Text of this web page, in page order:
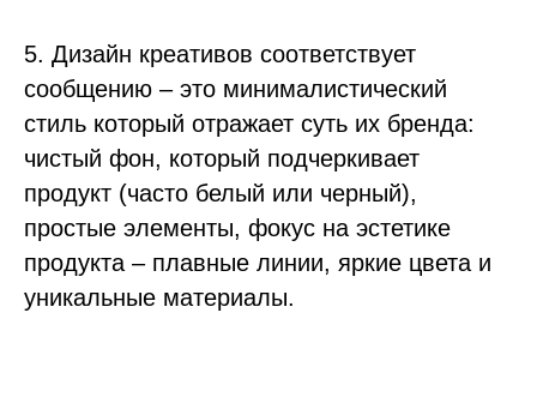
5. Дизайн креативов соответствует
сообщению – это минималистический
стиль который отражает суть их бренда:
чистый фон, который подчеркивает
продукт (часто белый или черный),
простые элементы, фокус на эстетике
продукта – плавные линии, яркие цвета и
уникальные материалы.